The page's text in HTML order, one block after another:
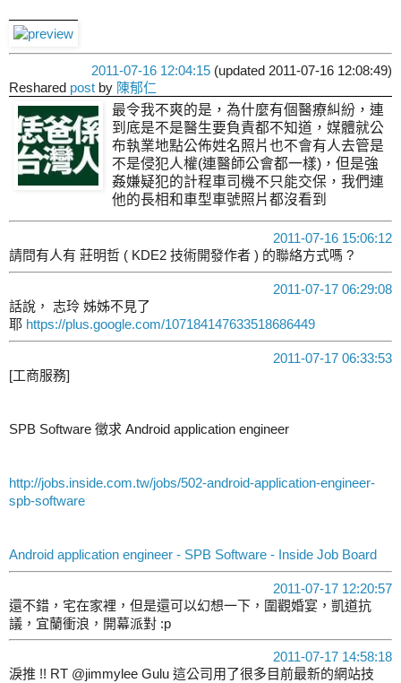
2011-07-16 12:04:15 (updated 2011-07-16 12:08:49)
Reshared post by 陳郁仁
最令我不爽的是，為什麼有個醫療糾紛，連
到底是不是醫生要負責都不知道，媒體就公
布執業地點公佈姓名照片也不會有人去管是
不是侵犯人權(連醫師公會都一樣)，但是強
姦嫌疑犯的計程車司機不只能交保，我們連
他的長相和車型車號照片都沒看到
2011-07-16 15:06:12
請問有人有 莊明哲 ( KDE2 技術開發作者 ) 的聯絡方式嗎 ?
2011-07-17 06:29:08
話說， 志玲 姊姊不見了
耶 https://plus.google.com/107184147633518686449
2011-07-17 06:33:53
[工商服務]
SPB Software 徵求 Android application engineer
http://jobs.inside.com.tw/jobs/502-android-application-engineer-
spb-software
Android application engineer - SPB Software - Inside Job Board
2011-07-17 12:20:57
還不錯，宅在家裡，但是還可以幻想一下，圍觀婚宴，凱道抗
議，宜蘭衝浪，開幕派對 :p
2011-07-17 14:58:18
淚推 !! RT @jimmylee Gulu 這公司用了很多目前最新的網站技